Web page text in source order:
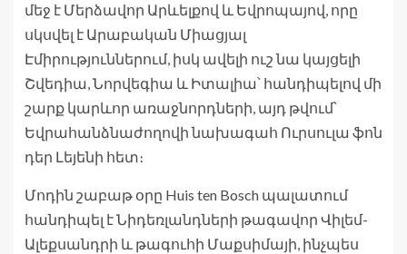
մեջ է Մերձավոր Արևելքով և Եվրոպայով, որը
սկսվել է Արաբական Միացյալ
Էմիրություններում, իսկ ավելի ուշ նա կայցելի
Շվեդիա, Նորվեգիա և Իտալիա՝ հանդիպելով մի
շարք կարևոր առաջնորդների, այդ թվում՝
Եվրահանձնաժողովի նախագահ Ուրսուլա ֆոն
դեր Լեյենի հետ։
Մոդին շաբաթ օրը Huis ten Bosch պալատում
հանդիպել է Նիդեռլանդների թագավոր Վիլեմ-
Ալեքսանդրի և թագուհի Մաքսիմայի, ինչպես